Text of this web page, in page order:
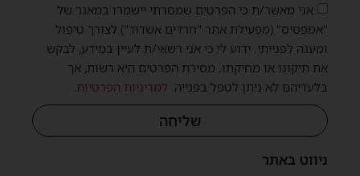
ניווט באתר
אני מאשר/ת כי הפרטים שמסרתי יישמרו במאגר של
"אמפסיס" (מפעילת אתר "חרדים אשדוד") לצורך טיפול
ומענה לפנייתי. ידוע לי כי אני רשאי/ת לעיין במידע, לבקש
את תיקונו או מחיקתו. מסירת הפרטים היא רשות, אך
בלעדיהם לא ניתן לטפל בפנייה. למדיניות הפרטיות
שליחה